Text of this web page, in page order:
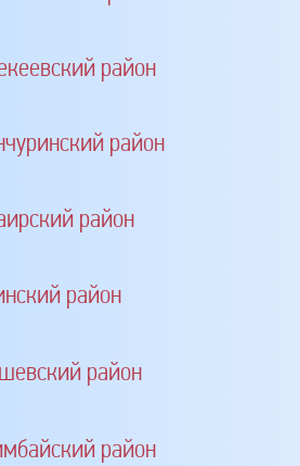
район
район
район
район
район
район